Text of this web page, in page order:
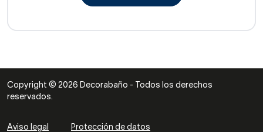
Copyright © 2026 Decorabaño - Todos los derechos
reservados.
Aviso legal
Protección de datos